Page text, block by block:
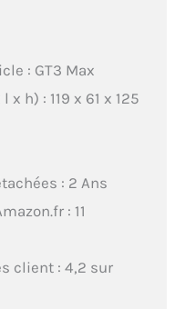
: GT3 Max
h) : 119 x 61 x 125
: 2 Ans
: 11
client : 4,2 sur